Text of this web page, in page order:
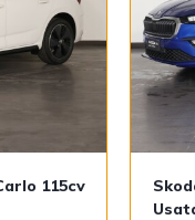
115cv